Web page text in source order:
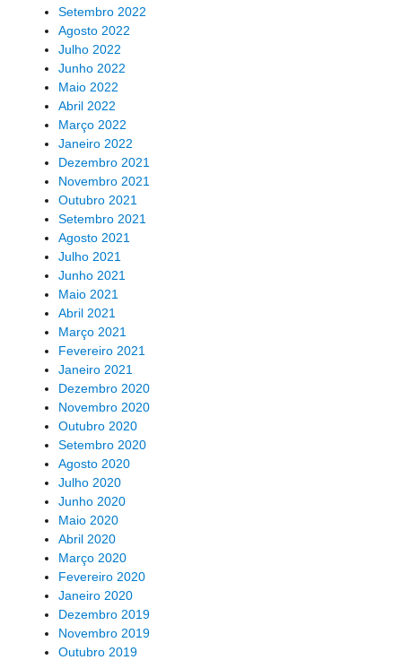
Setembro 2022
Agosto 2022
Julho 2022
Junho 2022
Maio 2022
Abril 2022
Março 2022
Janeiro 2022
Dezembro 2021
Novembro 2021
Outubro 2021
Setembro 2021
Agosto 2021
Julho 2021
Junho 2021
Maio 2021
Abril 2021
Março 2021
Fevereiro 2021
Janeiro 2021
Dezembro 2020
Novembro 2020
Outubro 2020
Setembro 2020
Agosto 2020
Julho 2020
Junho 2020
Maio 2020
Abril 2020
Março 2020
Fevereiro 2020
Janeiro 2020
Dezembro 2019
Novembro 2019
Outubro 2019